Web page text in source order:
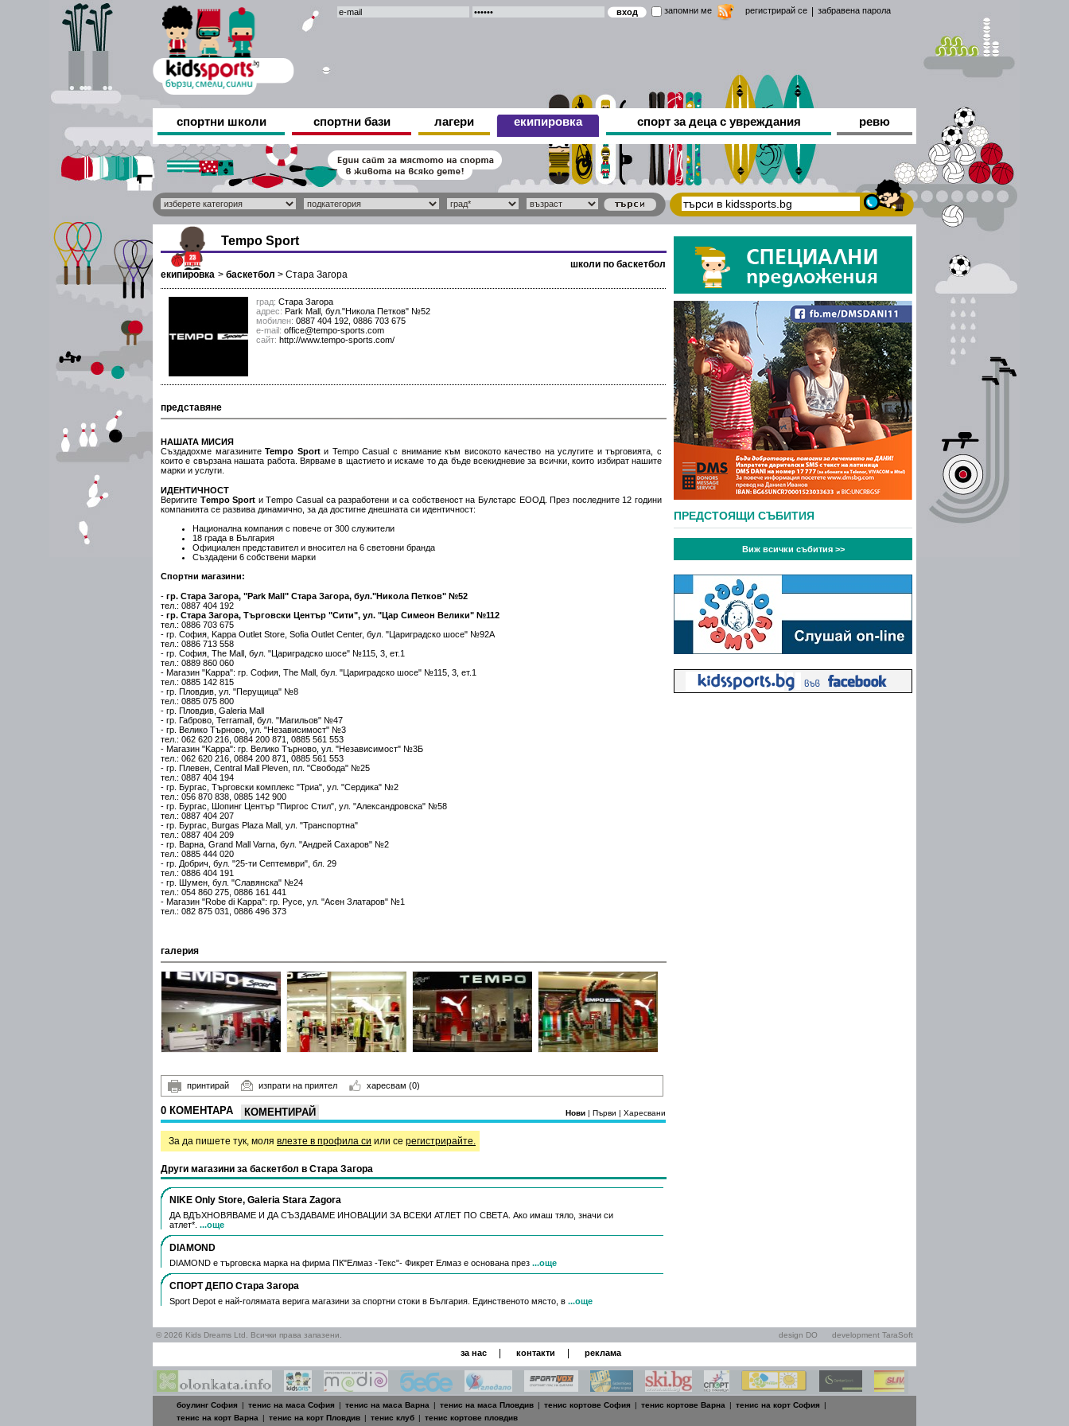
запомни ме регистрирай се забравена парола
спортни школи спортни бази лагери екипировка спорт за деца с увреждания ревю
Tempo Sport
екипировка > баскетбол > Стара Загора
школи по баскетбол
град: Стара Загора
адрес: Park Mall, бул."Никола Петков" №52
мобилен: 0887 404 192, 0886 703 675
е-mail: office@tempo-sports.com
сайт: http://www.tempo-sports.com/
представяне
НАШАТА МИСИЯ
Създадохме магазинитеTempo Sportи Tempo Casual с внимание към високото качество на услугите и търговията, с
които е свързана нашата работа. Вярваме в щастието и искаме то да бъде всекидневие за всички, които избират нашите
марки и услуги.
ИДЕНТИЧНОСТ
Веригите Тempo Sport и Тempo Casual са разработени и са собственост на Булстарс ЕООД. През последните 12 години
компанията се развива динамично, за да достигне днешната си идентичност:
Национална компания с повече от 300 служители
18 града в България
Официален представител и вносител на 6 световни бранда
Създадени 6 собствени марки
Спортни магазини:
- гр. Стара Загора, "Park Mall" Стара Загора, бул."Никола Петков" №52
тел.: 0887 404 192
- гр. Стара Загора, Търговски Център "Сити", ул. "Цар Симеон Велики" №112
тел.: 0886 703 675
- гр. София, Kappa Outlet Store, Sofia Outlet Center, бул. "Цариградско шосе" №92А
тел.: 0886 713 558
- гр. София, The Mall, бул. "Цариградско шосе" №115, 3, eт.1
тел.: 0889 860 060
- Магазин "Kappa": гр. София, The Mall, бул. "Цариградско шосе" №115, 3, eт.1
тел.: 0885 142 815
- гр. Пловдив, ул. "Перущица" №8
тел.: 0885 075 800
- гр. Пловдив, Galeria Mall
- гр. Габрово, Terramall, бул. "Магильов" №47
- гр. Велико Търново, ул. "Независимост" №3
тел.: 062 620 216, 0884 200 871, 0885 561 553
- Магазин "Kappa": гр. Велико Търново, ул. "Независимост" №3Б
тел.: 062 620 216, 0884 200 871, 0885 561 553
- гр. Плевен, Central Mall Pleven, пл. "Свобода" №25
тел.: 0887 404 194
- гр. Бургас, Търговски комплекс "Триа", ул. "Сердика" №2
тел.: 056 870 838, 0885 142 900
- гр. Бургас, Шопинг Център "Пиргос Стил", ул. "Александровска" №58
тел.: 0887 404 207
- гр. Бургас, Burgas Plaza Mall, ул. "Транспортна"
тел.: 0887 404 209
- гр. Варна, Grand Mall Varna, бул. "Андрей Сахаров" №2
тел.: 0885 444 020
- гр. Добрич, бул. "25-ти Септември", бл. 29
тел.: 0886 404 191
- гр. Шумен, бул. "Славянска" №24
тел.: 054 860 275, 0886 161 441
- Магазин "Robe di Kappa": гр. Русе, ул. "Асен Златаров" №1
тел.: 082 875 031, 0886 496 373
галерия
принтирай изпрати на приятел харесвам (0)
0 КОМЕНТАРА КОМЕНТИРАЙ Нови | Първи | Харесвани
За да пишете тук, моля влезте в профила си или се регистрирайте.
Други магазини за баскетбол в Стара Загора
NIKE Only Store, Galeria Stara Zagora
ДА ВДЪХНОВЯВАМЕ И ДА СЪЗДАВАМЕ ИНОВАЦИИ ЗА ВСЕКИ АТЛЕТ ПО СВЕТА. Ако имаш тяло, значи си
атлет*. ...още
DIAMOND
DIAMOND е търговска марка на фирма ПК"Елмаз -Текс"- Фикрет Елмаз е основана през ...още
СПОРТ ДЕПО Стара Загора
Sport Depot е най-голямата верига магазини за спортни стоки в България. Единственото място, в ...още
ПРЕДСТОЯЩИ СЪБИТИЯ
Виж всички събития >>
© 2026 Kids Dreams Ltd. Всички права запазени. design DO development TaraSoft
за нас | контакти | реклама
боулинг София | тенис на маса София | тенис на маса Варна | тенис на маса Пловдив | тенис кортове София | тенис кортове Варна | тенис на корт София
|
тенис на корт Варна
| тенис на корт Пловдив | тенис клуб | тенис кортове пловдив